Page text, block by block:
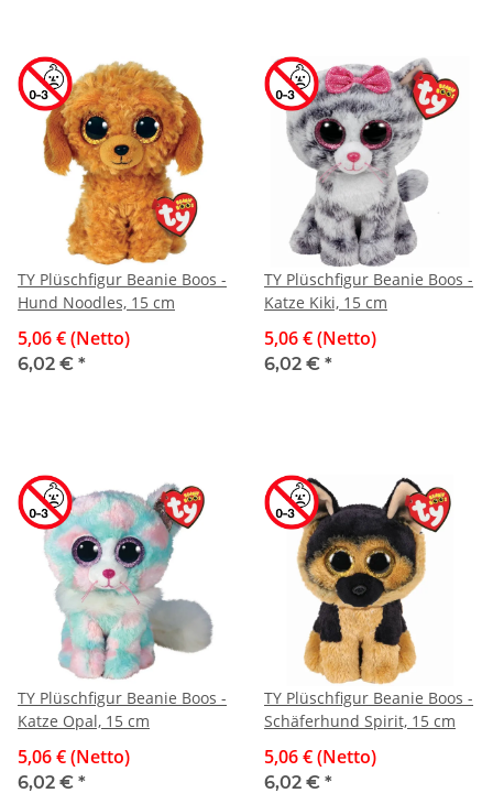
TY Plüschfigur Beanie Boos -
Hund Noodles, 15 cm
5,06 € (Netto)
6,02 € *
TY Plüschfigur Beanie Boos -
Katze Kiki, 15 cm
5,06 € (Netto)
6,02 € *
TY Plüschfigur Beanie Boos -
Katze Opal, 15 cm
5,06 € (Netto)
6,02 € *
TY Plüschfigur Beanie Boos -
Schäferhund Spirit, 15 cm
5,06 € (Netto)
6,02 € *